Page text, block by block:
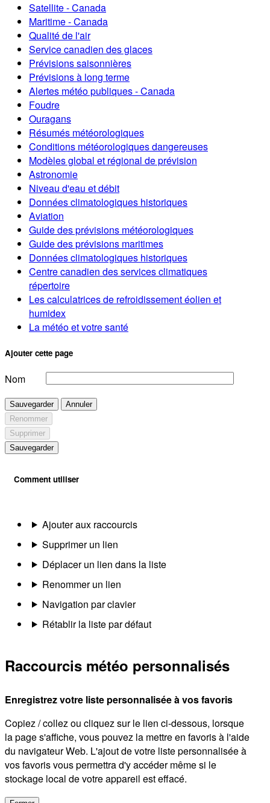
Satellite - Canada
Maritime - Canada
Qualité de l'air
Service canadien des glaces
Prévisions saisonnières
Prévisions à long terme
Alertes météo publiques - Canada
Foudre
Ouragans
Résumés météorologiques
Conditions météorologiques dangereuses
Modèles global et régional de prévision
Astronomie
Niveau d'eau et débit
Données climatologiques historiques
Aviation
Guide des prévisions météorologiques
Guide des prévisions maritimes
Données climatologiques historiques
Centre canadien des services climatiques
répertoire
Les calculatrices de refroidissement éolien et
humidex
La météo et votre santé
Ajouter cette page
Nom
Sauvegarder
Annuler
Renommer
Supprimer
Sauvegarder
Comment utiliser
Ajouter aux raccourcis
Supprimer un lien
Déplacer un lien dans la liste
Renommer un lien
Navigation par clavier
Rétablir la liste par défaut
Raccourcis météo personnalisés
Enregistrez votre liste personnalisée à vos favoris
Copiez / collez ou cliquez sur le lien ci-dessous, lorsque
la page s'affiche, vous pouvez la mettre en favoris à l'aide
du navigateur Web. L'ajout de votre liste personnalisée à
vos favoris vous permettra d'y accéder même si le
stockage local de votre appareil est effacé.